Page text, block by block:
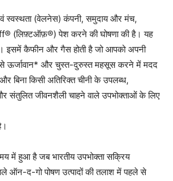
स्वस्थता (वेलनेस) कंपनी, समुदाय और मंच,
(लिफ़्टऑफ़®) पेश करने की घोषणा की है। यह
इसमें कैफीन और गैस होती है जो आपको अपनी
से ऊर्जावान* और चुस्त-दुरुस्त महसूस करने में मदद
बिना किसी अतिरिक्त चीनी के उपलब्ध,
जीवनशैली चाहने वाले उपभोक्ताओं के लिए
में हुआ है जब भारतीय उपभोक्ता सक्रिय
ऑन-द-गो पोषण उत्पादों की तलाश में पहले से